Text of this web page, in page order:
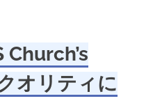
オリティに